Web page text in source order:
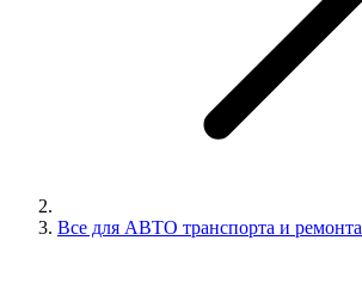
Все для АВТО транспорта и ремонта